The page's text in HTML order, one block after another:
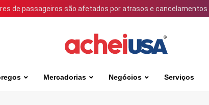
de passageiros são afetados por atrasos e cancelamentos
Mercadorias Negócios Serviços